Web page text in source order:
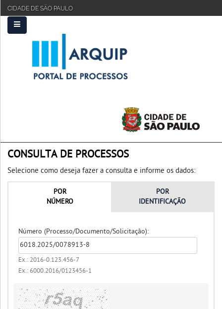
CIDADE DE SÃO PAULO
CONSULTA DE PROCESSOS
Selecione como deseja fazer a consulta e informe os dados:
POR
NÚMERO
POR
IDENTIFICAÇÃO
Número (Processo/Documento/Solicitação):
Ex.: 2016-0.123.456-7
Ex.: 6000.2016/0123456-1
PRINCIPAL
FAQ